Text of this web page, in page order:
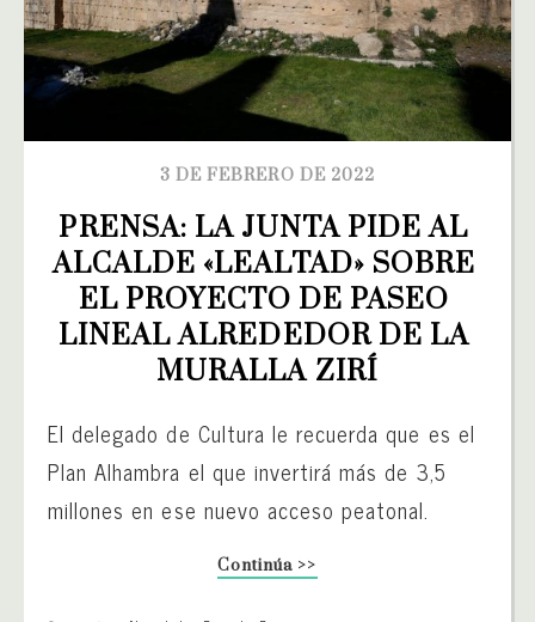
3 DE FEBRERO DE 2022
PRENSA: LA JUNTA PIDE AL
ALCALDE «LEALTAD» SOBRE
EL PROYECTO DE PASEO
LINEAL ALREDEDOR DE LA
MURALLA ZIRÍ
El delegado de Cultura le recuerda que es el
Plan Alhambra el que invertirá más de 3,5
millones en ese nuevo acceso peatonal.
Continúa >>